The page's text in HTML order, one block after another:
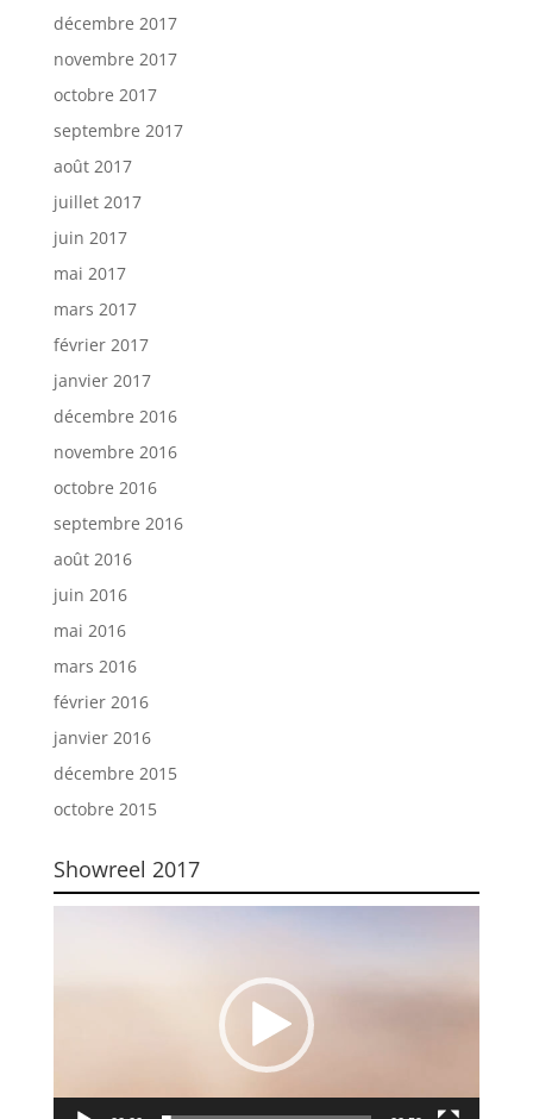
décembre 2017
novembre 2017
octobre 2017
septembre 2017
août 2017
juillet 2017
juin 2017
mai 2017
mars 2017
février 2017
janvier 2017
décembre 2016
novembre 2016
octobre 2016
septembre 2016
août 2016
juin 2016
mai 2016
mars 2016
février 2016
janvier 2016
décembre 2015
octobre 2015
Showreel 2017